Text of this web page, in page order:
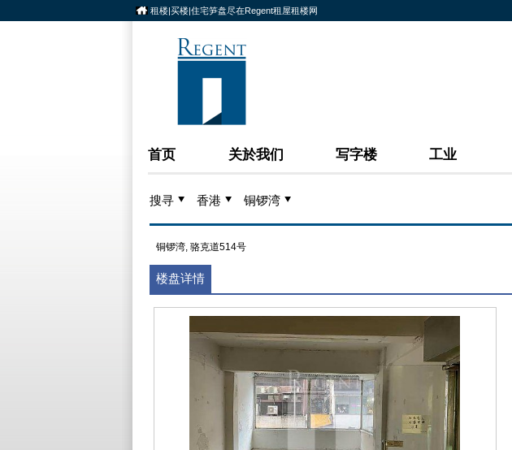
租楼|买楼|住宅笋盘尽在Regent租屋租楼网
首页 关於我们 写字楼 工业
搜寻 香港 铜锣湾
铜锣湾, 骆克道514号
楼盘详情